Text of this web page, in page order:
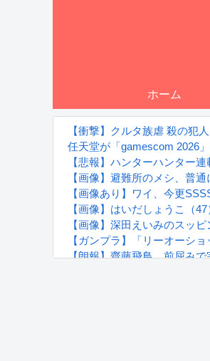
ホーム
【衝撃】クルタ族虐 殺の犯
任天堂が「gamescom 2026
【悲報】ハンターハンター
【画像】避難所のメシ、普
【画像あり】ワイ、今更
【画像】はいだしょうこ（
【画像】深田えいみのスッ
【ガンプラ】「リーオーシ
【朗報】齋藤飛鳥、前屈み